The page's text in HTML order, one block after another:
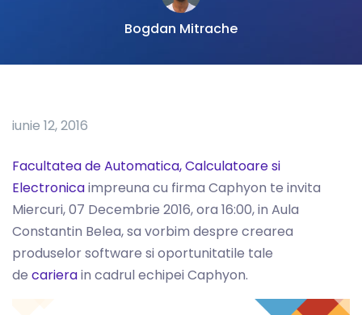
Bogdan Mitrache
iunie 12, 2016
Facultatea de Automatica, Calculatoare si
Electronicaimpreuna cu firma Caphyon te invita
Miercuri, 07 Decembrie 2016, ora 16:00, in Aula
Constantin Belea, sa vorbim despre crearea
produselor software si oportunitatile tale
de carierain cadrul echipei Caphyon.